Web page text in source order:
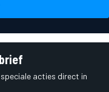
acties direct in